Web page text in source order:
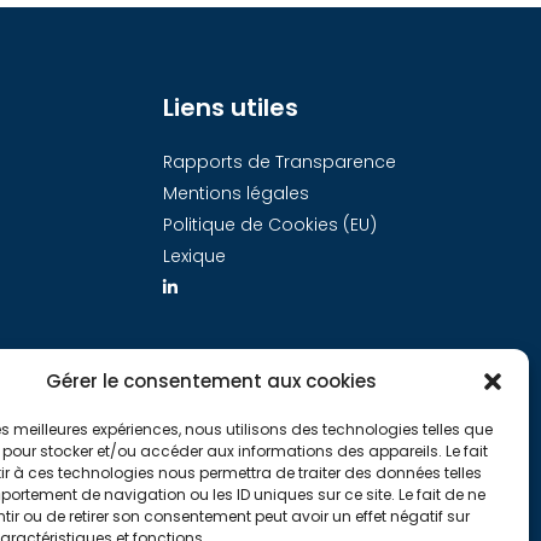
Gérer le consentement aux cookies
meilleures expériences, nous utilisons des technologies telles que
stocker et/ou accéder aux informations des appareils. Le fait
à ces technologies nous permettra de traiter des données telles
de navigation ou les ID uniques sur ce site. Le fait de ne
ou de retirer son consentement peut avoir un effet négatif sur
Liens utiles
Rapports de Transparence
Mentions légales
Politique de Cookies (EU)
Lexique